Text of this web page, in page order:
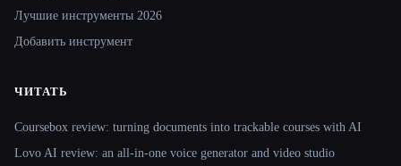
Лучшие инструменты 2026
Добавить инструмент
ЧИТАТЬ
Coursebox review: turning documents into trackable courses with AI
Lovo AI review: an all-in-one voice generator and video studio